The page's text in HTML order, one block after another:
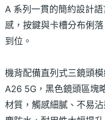
A 系列一貫的簡約設計
感，按鍵與卡槽分布俐
到位。
機背配備直列式三鏡頭
A26 5G，黑色鏡頭區塊
材質，觸感細膩、不易